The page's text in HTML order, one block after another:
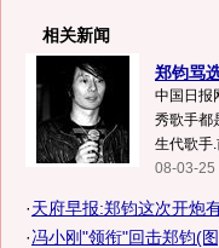
相关新闻
郑钧骂
中国日报
秀歌手都
生代歌手
08-03-25
·天府早报:郑钧这次开炮
·冯小刚"领衔"回击郑钧(